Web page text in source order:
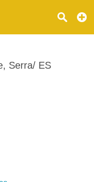
Serra/ ES